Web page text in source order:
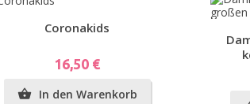
Vorschau
Coronakids
Preis
16,50 €
 In den Warenkorb